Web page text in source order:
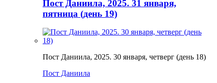
Пост Даниила, 2025. 31 января,
пятница (день 19)
Пост Даниила, 2025. 30 января, четверг (день 18)
Пост Даниила